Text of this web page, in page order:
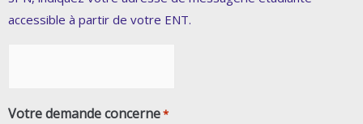
accessible à partir de votre ENT.
Votre demande concerne*